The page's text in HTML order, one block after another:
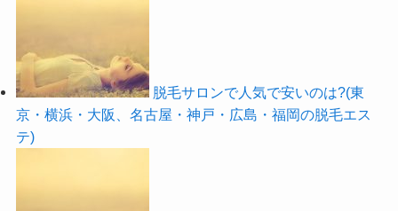
脱毛サロンで人気で安いのは?(東
京・横浜・大阪、名古屋・神戸・広島・福岡の脱毛エス
テ)